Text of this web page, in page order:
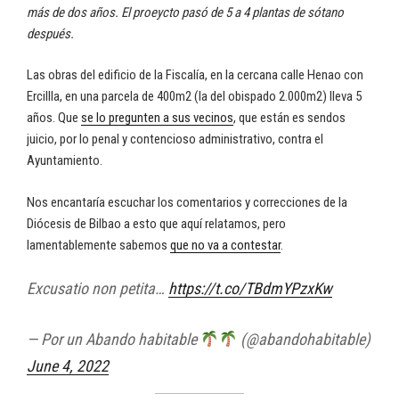
más de dos años. El proeycto pasó de 5 a 4 plantas de sótano
después.
Las obras del edificio de la Fiscalía, en la cercana calle Henao con
Ercillla, en una parcela de 400m2 (la del obispado 2.000m2) lleva 5
años. Que se lo pregunten a sus vecinos, que están es sendos
juicio, por lo penal y contencioso administrativo, contra el
Ayuntamiento.
Nos encantaría escuchar los comentarios y correcciones de la
Diócesis de Bilbao a esto que aquí relatamos, pero
lamentablemente sabemos que no va a contestar.
Excusatio non petita… https://t.co/TBdmYPzxKw
— Por un Abando habitable
(@abandohabitable)
June 4, 2022